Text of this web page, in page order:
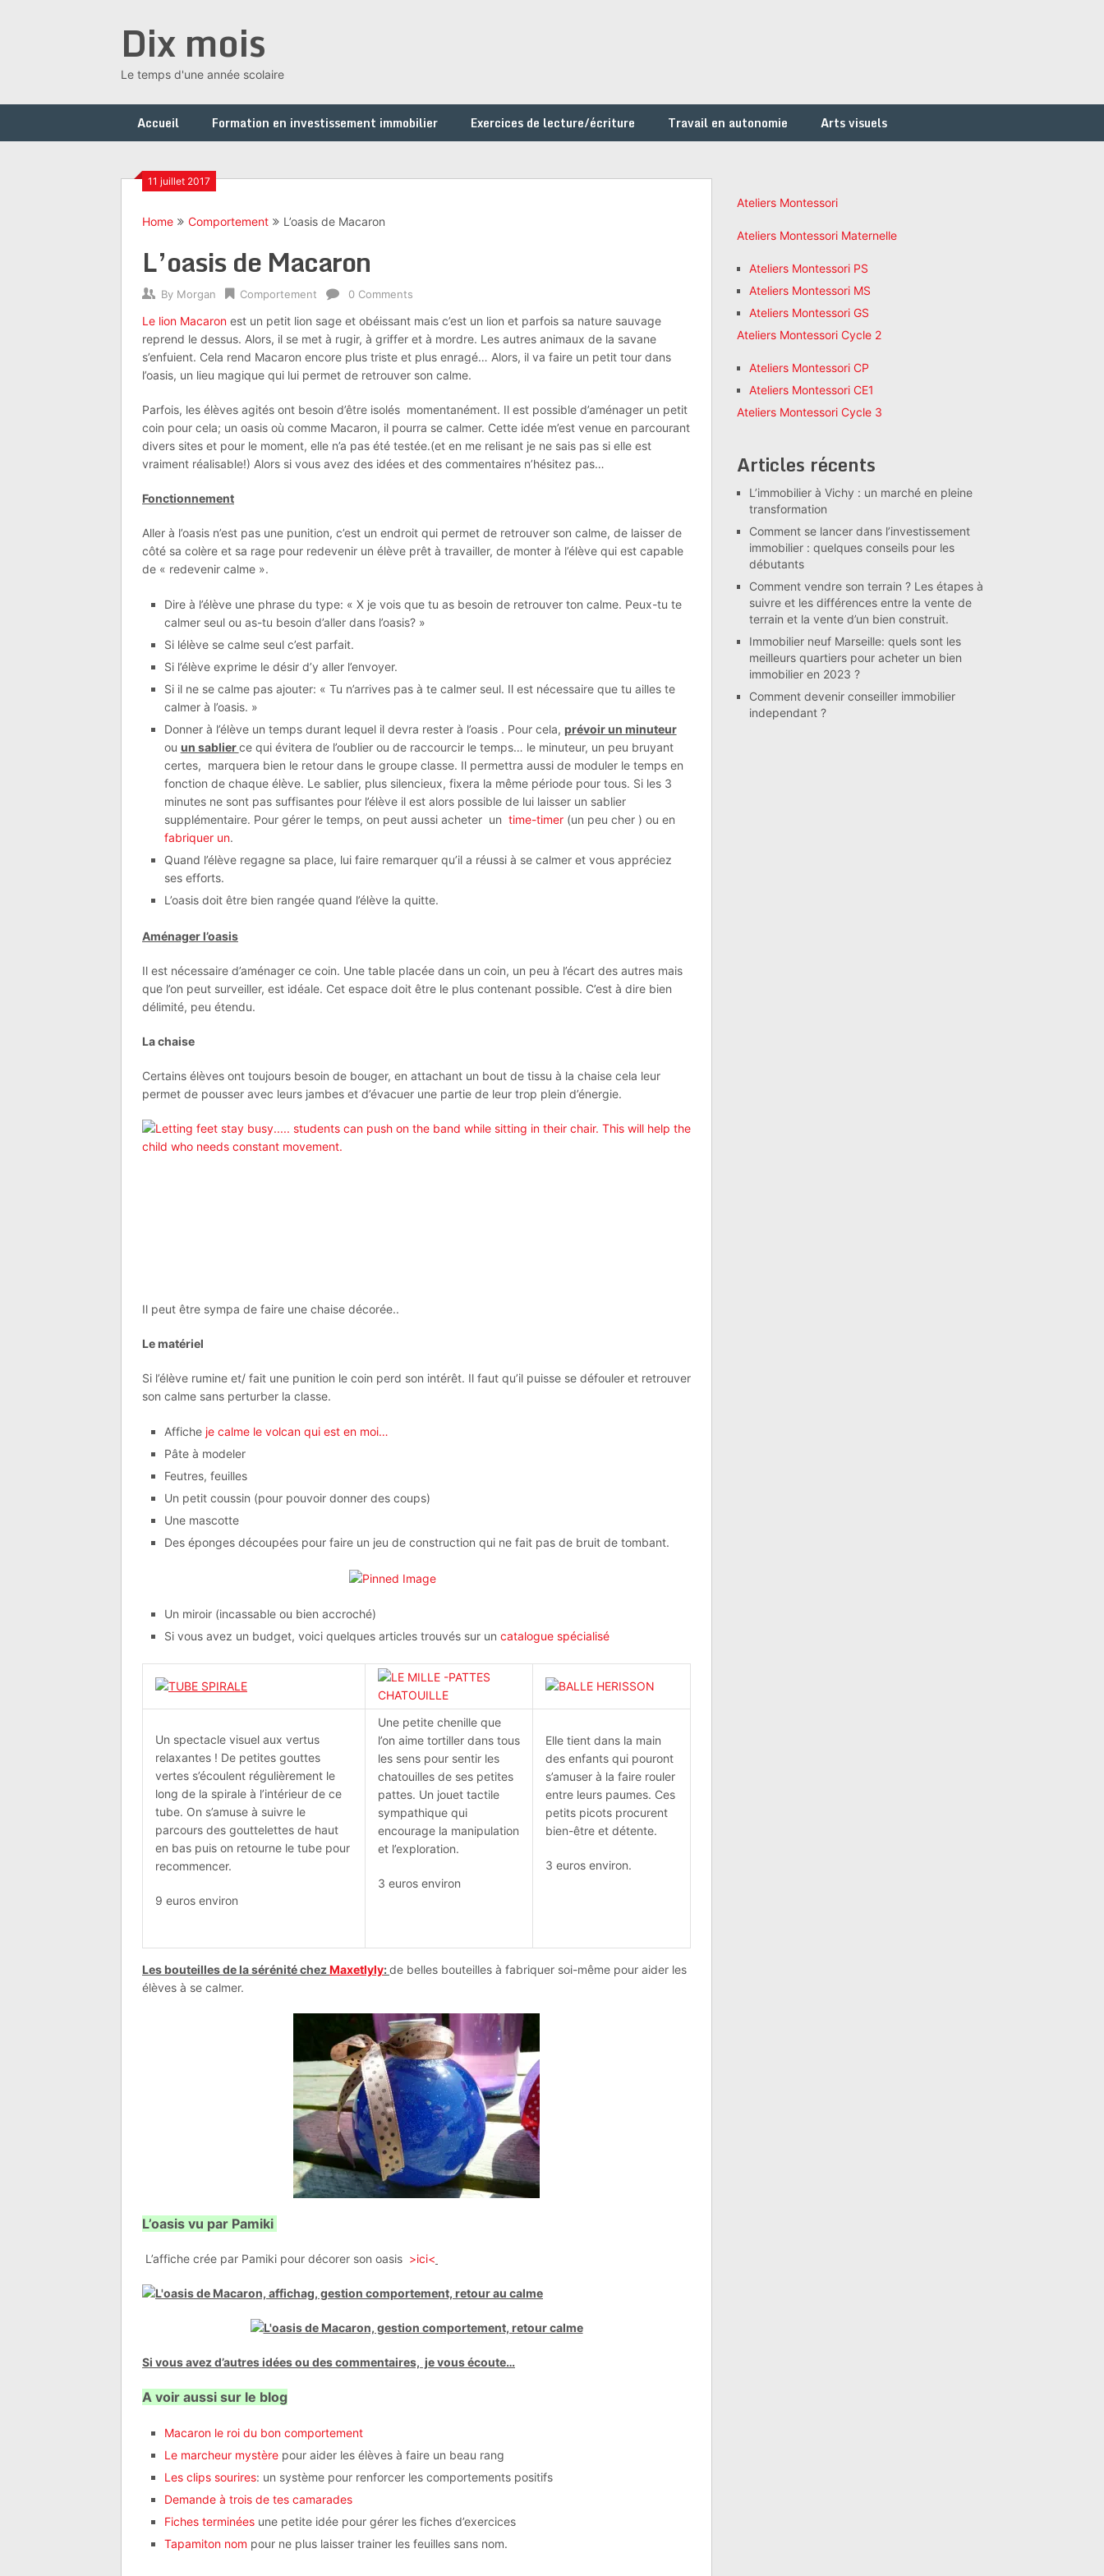
Dix mois
Le temps d'une année scolaire
Accueil Formation en investissement immobilier Exercices de lecture/écriture Travail en autonomie Arts visuels
11 juillet 2017
Home Comportement L’oasis de Macaron
L’oasis de Macaron
By Morgan Comportement 0 Comments
Le lion Macaron est un petit lion sage et obéissant mais c’est un lion et parfois sa nature sauvage
reprend le dessus. Alors, il se met à rugir, à griffer et à mordre. Les autres animaux de la savane
s’enfuient. Cela rend Macaron encore plus triste et plus enragé… Alors, il va faire un petit tour dans
l’oasis, un lieu magique qui lui permet de retrouver son calme.
Parfois, les élèves agités ont besoin d’être isolés momentanément. Il est possible d’aménager un petit
coin pour cela; un oasis où comme Macaron, il pourra se calmer. Cette idée m’est venue en parcourant
divers sites et pour le moment, elle n’a pas été testée.(et en me relisant je ne sais pas si elle est
vraiment réalisable!) Alors si vous avez des idées et des commentaires n’hésitez pas…
Fonctionnement
Aller à l’oasis n’est pas une punition, c’est un endroit qui permet de retrouver son calme, de laisser de
côté sa colère et sa rage pour redevenir un élève prêt à travailler, de monter à l’élève qui est capable
de « redevenir calme ».
Dire à l’élève une phrase du type: « X je vois que tu as besoin de retrouver ton calme. Peux-tu te
calmer seul ou as-tu besoin d’aller dans l’oasis? »
Si lélève se calme seul c’est parfait.
Si l’élève exprime le désir d’y aller l’envoyer.
Si il ne se calme pas ajouter: « Tu n’arrives pas à te calmer seul. Il est nécessaire que tu ailles te
calmer à l’oasis. »
Donner à l’élève un temps durant lequel il devra rester à l’oasis . Pour cela, prévoir un minuteur
ou un sablierce qui évitera de l’oublier ou de raccourcir le temps… le minuteur, un peu bruyant
certes, marquera bien le retour dans le groupe classe. Il permettra aussi de moduler le temps en
fonction de chaque élève. Le sablier, plus silencieux, fixera la même période pour tous. Si les 3
minutes ne sont pas suffisantes pour l’élève il est alors possible de lui laisser un sablier
supplémentaire. Pour gérer le temps, on peut aussi acheter un time-timer(un peu cher ) ou en
fabriquer un.
Quand l’élève regagne sa place, lui faire remarquer qu’il a réussi à se calmer et vous appréciez
ses efforts.
L’oasis doit être bien rangée quand l’élève la quitte.
Aménager l’oasis
Il est nécessaire d’aménager ce coin. Une table placée dans un coin, un peu à l’écart des autres mais
que l’on peut surveiller, est idéale. Cet espace doit être le plus contenant possible. C’est à dire bien
délimité, peu étendu.
La chaise
Certains élèves ont toujours besoin de bouger, en attachant un bout de tissu à la chaise cela leur
permet de pousser avec leurs jambes et d’évacuer une partie de leur trop plein d’énergie.
Il peut être sympa de faire une chaise décorée..
Le matériel
Si l’élève rumine et/ fait une punition le coin perd son intérêt. Il faut qu’il puisse se défouler et retrouver
son calme sans perturber la classe.
Affiche je calme le volcan qui est en moi…
Pâte à modeler
Feutres, feuilles
Un petit coussin (pour pouvoir donner des coups)
Une mascotte
Des éponges découpées pour faire un jeu de construction qui ne fait pas de bruit de tombant.
Un miroir (incassable ou bien accroché)
Si vous avez un budget, voici quelques articles trouvés sur un catalogue spécialisé
Un spectacle visuel aux vertus
relaxantes ! De petites gouttes
vertes s’écoulent régulièrement le
long de la spirale à l’intérieur de ce
tube. On s’amuse à suivre le
parcours des gouttelettes de haut
en bas puis on retourne le tube pour
recommencer.
9 euros environ
Une petite chenille que
l’on aime tortiller dans tous
les sens pour sentir les
chatouilles de ses petites
pattes. Un jouet tactile
sympathique qui
encourage la manipulation
et l’exploration.
3 euros environ
Elle tient dans la main
des enfants qui pouront
s’amuser à la faire rouler
entre leurs paumes. Ces
petits picots procurent
bien-être et détente.
3 euros environ.
Les bouteilles de la sérénité chezMaxetlyly:de belles bouteilles à fabriquer soi-même pour aider les
élèves à se calmer.
L’oasis vu par Pamiki
L’affiche crée par Pamiki pour décorer son oasis >ici<
Si vous avez d’autres idées ou des commentaires, je vous écoute…
A voir aussi sur le blog
Macaron le roi du bon comportement
Le marcheur mystèrepour aider les élèves à faire un beau rang
Les clips sourires: un système pour renforcer les comportements positifs
Demande à trois de tes camarades
Fiches terminéesune petite idée pour gérer les fiches d’exercices
Tapamiton nom pour ne plus laisser trainer les feuilles sans nom.
Ateliers Montessori
Ateliers Montessori Maternelle
Ateliers Montessori PS
Ateliers Montessori MS
Ateliers Montessori GS
Ateliers Montessori Cycle 2
Ateliers Montessori CP
Ateliers Montessori CE1
Ateliers Montessori Cycle 3
Articles récents
L’immobilier à Vichy : un marché en pleine
transformation
Comment se lancer dans l’investissement
immobilier : quelques conseils pour les
débutants
Comment vendre son terrain ? Les étapes à
suivre et les différences entre la vente de
terrain et la vente d’un bien construit.
Immobilier neuf Marseille: quels sont les
meilleurs quartiers pour acheter un bien
immobilier en 2023 ?
Comment devenir conseiller immobilier
independant ?